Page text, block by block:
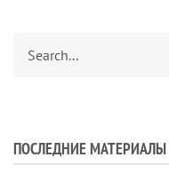
ПОСЛЕДНИЕ МАТЕРИАЛЫ